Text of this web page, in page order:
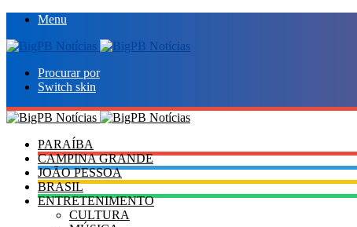
Menu
Procurar por
Switch skin
PARAÍBA
CAMPINA GRANDE
JOÃO PESSOA
BRASIL
ENTRETENIMENTO
CULTURA